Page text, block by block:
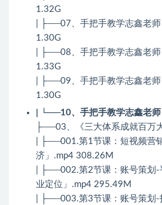
1.32G
| ├──07、手把手教学志鑫老
1.30G
| ├──08、手把手教学志鑫老
1.33G
| ├──09、手把手教学志鑫老
1.30G
| └──10、手把手教学志鑫老
├──03、《三大体系成就百万
| ├──001.第1节课：短视频营
济」.mp4 308.26M
| ├──002.第2节课：账号策划-
业定位」.mp4 295.49M
| ├──003.第3节课：账号策划-